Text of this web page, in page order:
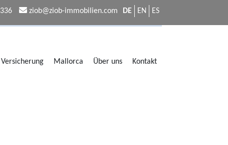
ziob@ziob-immobilien.com DE EN ES
Mallorca Über uns Kontakt